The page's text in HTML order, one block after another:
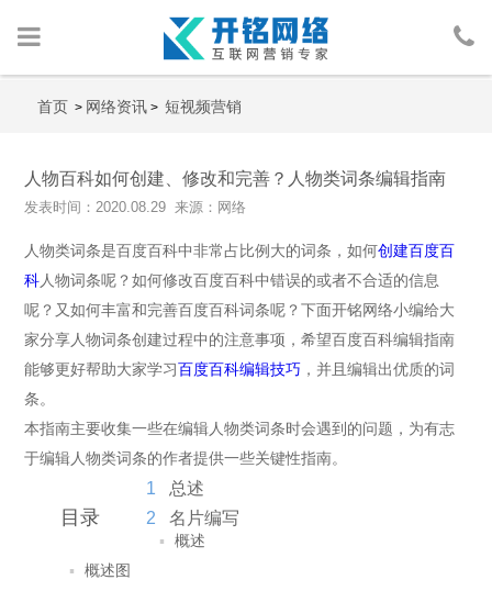
首页 > 网络资讯 > 短视频营销
人物百科如何创建、修改和完善？人物类词条编辑指南
发表时间：2020.08.29 来源：网络
人物类词条是百度百科中非常占比例大的词条，如何创建百度百
科人物词条呢？如何修改百度百科中错误的或者不合适的信息
呢？又如何丰富和完善百度百科词条呢？下面开铭网络小编给大
家分享人物词条创建过程中的注意事项，希望百度百科编辑指南
能够更好帮助大家学习百度百科编辑技巧 ，并且编辑出优质的词
条。
本指南主要收集一些在编辑人物类词条时会遇到的问题，为有志
于编辑人物类词条的作者提供一些关键性指南。
目录
1
总述
2
名片编写
▪
概述
▪
概述图
首页
人物包装
广告投放
行业案例
关于我们